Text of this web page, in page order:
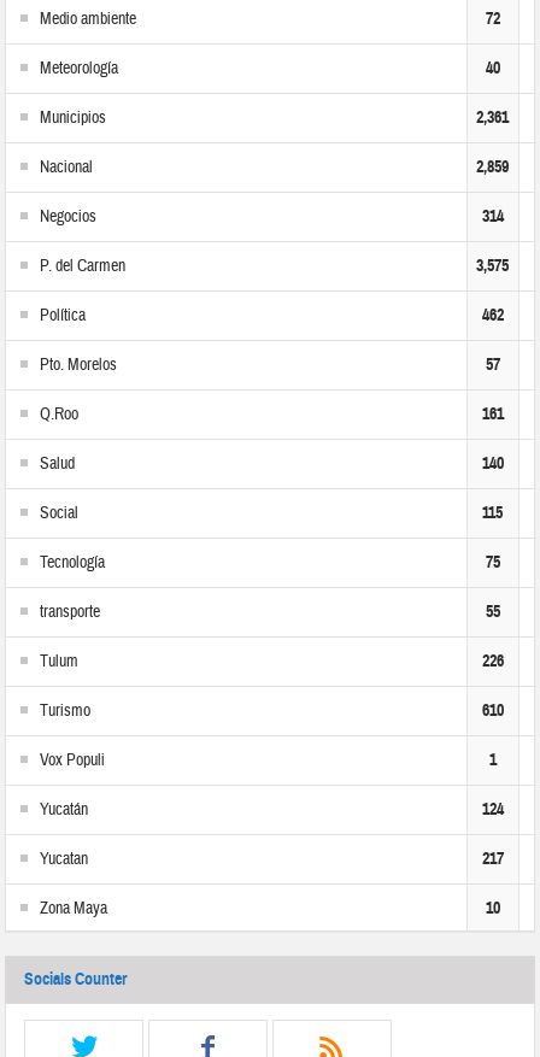
Medio ambiente 72
Meteorología 40
Municipios 2,361
Nacional 2,859
Negocios 314
P. del Carmen 3,575
Política 462
Pto. Morelos 57
Q.Roo 161
Salud 140
Social 115
Tecnología 75
transporte 55
Tulum 226
Turismo 610
Vox Populi 1
Yucatán 124
Yucatan 217
Zona Maya 10
Socials Counter